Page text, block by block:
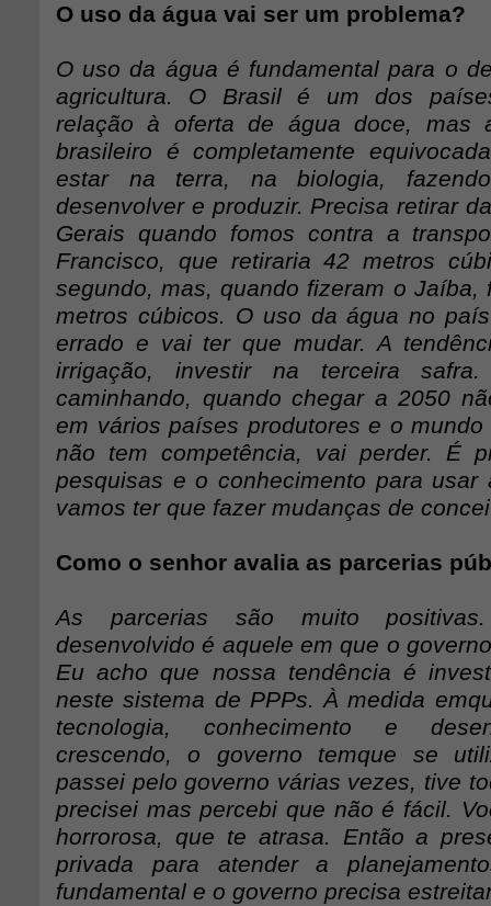
O uso da água vai ser um problema?
O uso da água é fundamental para o
agricultura. O Brasil é um dos
relação à oferta de água doce, mas
brasileiro é completamente
estar na terra, na biologia,
desenvolver e produzir. Precisa retirar
Gerais quando fomos contra a
Francisco, que retiraria 42 metros
segundo, mas, quando fizeram o Jaíba,
metros cúbicos. O uso da água no
errado e vai ter que mudar. A
irrigação, investir na terceira
caminhando, quando chegar a 2050
em vários países produtores e o
não tem competência, vai perder. É
pesquisas e o conhecimento para usar
vamos ter que fazer mudanças de
Como o senhor avalia as parcerias
As parcerias são muito
desenvolvido é aquele em que o
Eu acho que nossa tendência é
neste sistema de PPPs. À medida
tecnologia, conhecimento e
crescendo, o governo temque se
passei pelo governo várias vezes, tive
precisei mas percebi que não é fácil.
horrorosa, que te atrasa. Então a
privada para atender a
fundamental e o governo precisa